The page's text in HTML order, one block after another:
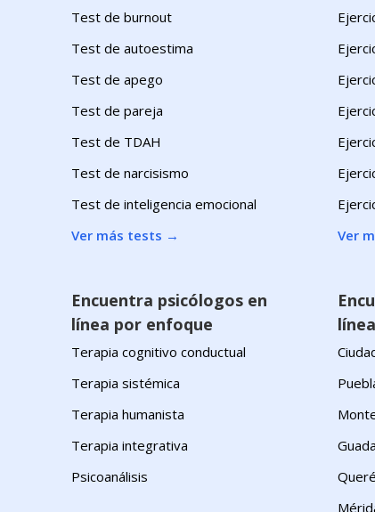
Test de burnout
Test de autoestima
Test de apego
Test de pareja
Test de TDAH
Test de narcisismo
Test de inteligencia emocional
Ver más tests →
Ver
Encuentra psicólogos en
línea por enfoque
Terapia cognitivo conductual
Terapia sistémica
Terapia humanista
Terapia integrativa
Psicoanálisis